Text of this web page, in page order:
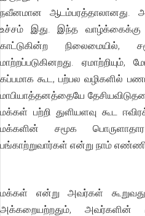
நவீனமான ஆடம்பரத்தாலானது.
உச்சம் இது. இந்த வாழ்க்கைக்கு
காட்டுகின்ற நிலைமையில்,
மாற்றப்படுகினறது. ஏமாற்றியும்,
கப்பமாக கூட, பற்பல வழிகளில்
மாபியாத்தனத்தையே
மக்கள் பற்றி துளியளவு கூட
மக்களின் சமூக
பங்காற்றுவார்கள் என்று நாம்
மக்கள் என்று அவர்கள்
அக்கறையற்றதும், அவர்களின்